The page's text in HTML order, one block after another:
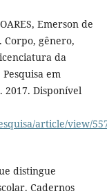
Emerson de
Corpo, gênero,
da
em
2017. Disponível
article/view/
distingue
Cadernos